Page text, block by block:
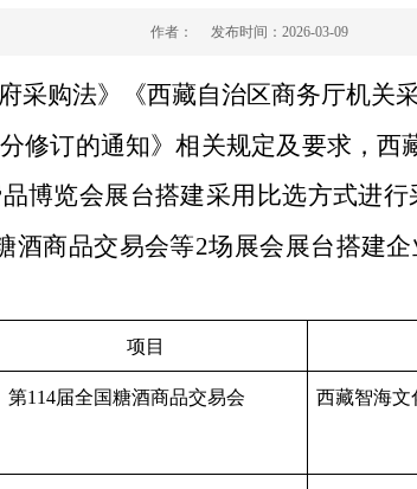
作者： 发布时间： 2026-03-09
采购法》《西藏自治区商务厅机关
修订的通知》相关规定及要求，西
博览会展台搭建采用比选方式进行
酒商品交易会等2场展会展台搭建
项目 中
第114届全国糖酒商品交易会 西藏智海文